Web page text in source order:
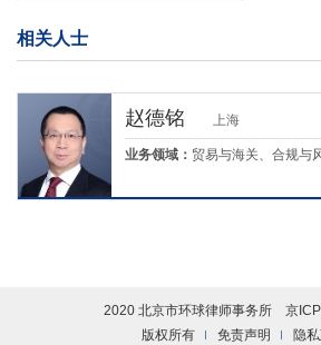
相关人士
赵德铭 上海
业务领域： 贸易与海关、合规与
2020 北京市环球律师事务所 京
版权所有
免责声明 隐